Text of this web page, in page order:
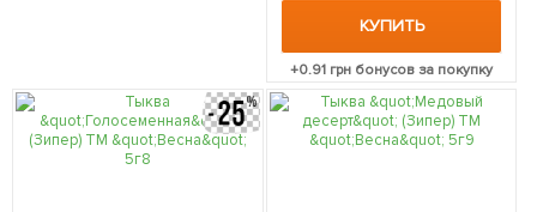
КУПИТЬ
+0.91грн бонусов за покупку